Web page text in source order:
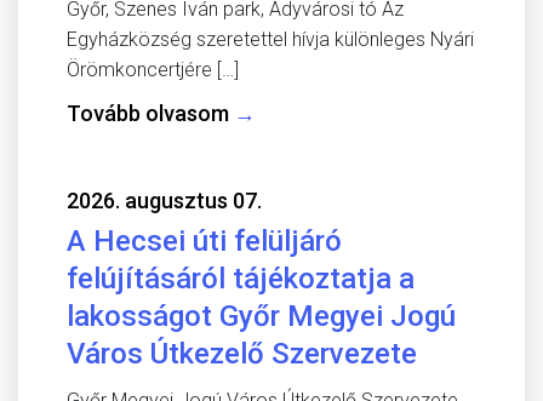
Győr, Szenes Iván park, Adyvárosi tó Az
Egyházközség szeretettel hívja különleges Nyári
Örömkoncertjére […]
Tovább olvasom →
2026. augusztus 07.
A Hecsei úti felüljáró
felújításáról tájékoztatja a
lakosságot Győr Megyei Jogú
Város Útkezelő Szervezete